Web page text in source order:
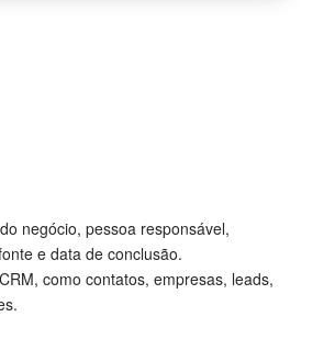
negócio, pessoa responsável,
e data de conclusão.
como contatos, empresas, leads,